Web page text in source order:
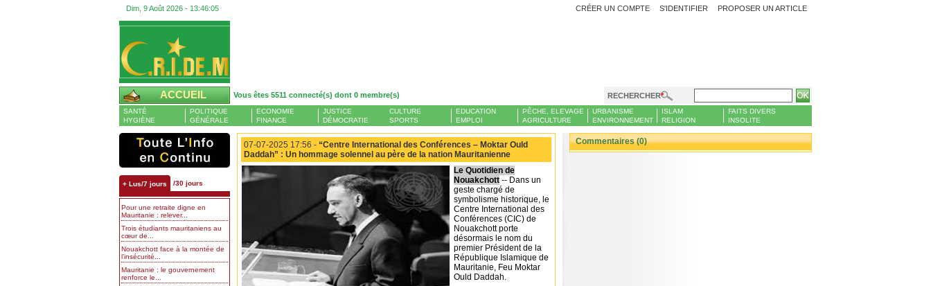
Dim, 9 Août 2026 - 13:46:06 PROPOSER UN ARTICLE
CRÉER UN COMPTE S'IDENTIFIER
ACCUEIL Vous êtes 5511 connecté(s) dont 0 membre(s) RECHERCHER
SANTÉ
HYGIÈNE
POLITIQUE
GÉNÉRALE
ECONOMIE
FINANCE
JUSTICE
DÉMOCRATIE
CULTURE
SPORTS
EDUCATION
EMPLOI
PÊCHE, ELEVAGE
AGRICULTURE
URBANISME
ENVIRONNEMENT
ISLAM
RELIGION
FAITS DIVERS
INSOLITE
+ Lus/7 jours /30 jours
Pour une retraite digne en
Mauritanie : relever...
Trois étudiants mauritaniens au
cœur de...
Nouakchott face à la montée de
l’insécurité...
Mauritanie : le gouvernement
renforce le...
07-07-2025 17:56 - “Centre International des Conférences – Moktar Ould
Daddah” : Un hommage solennel au père de la nation Mauritanienne
Le Quotidien de
Nouakchott -- Dans un
geste chargé de
symbolisme historique, le
Centre International des
Conférences (CIC) de
Nouakchott porte
désormais le nom du
premier Président de la
République Islamique de
Mauritanie, Feu Moktar
Ould Daddah.
Commentaires (0)